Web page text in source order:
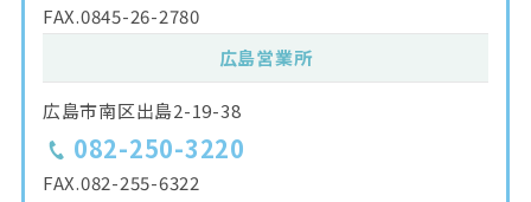
FAX.0845-26-2780
広島営業所
広島市南区出島2-19-38
082-250-3220
FAX.082-255-6322